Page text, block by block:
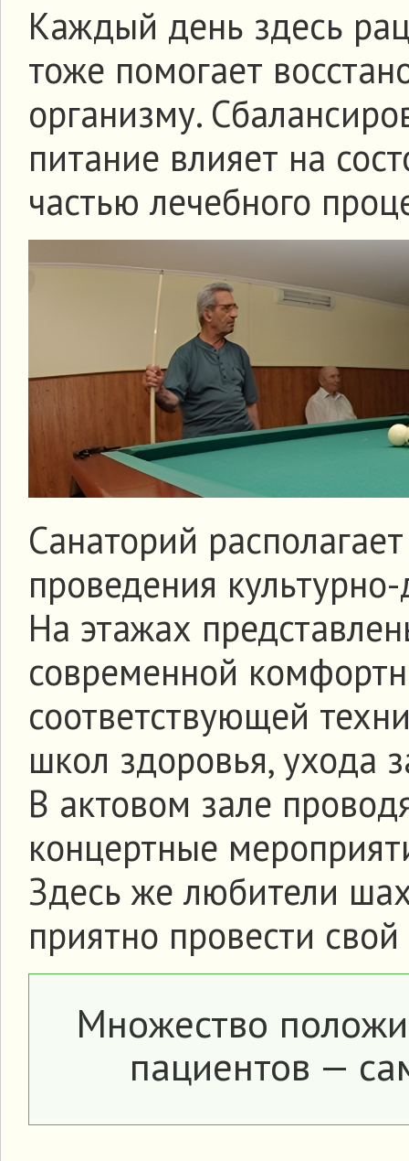
Каждый день здесь
тоже помогает
организму.
питание влияет на
частью лечебного
Санаторий
проведения
На этажах
современной
соответствующей
школ здоровья, ухода
В актовом зале
концертные
Здесь же любители
приятно провести свой
Множество
пациентов —